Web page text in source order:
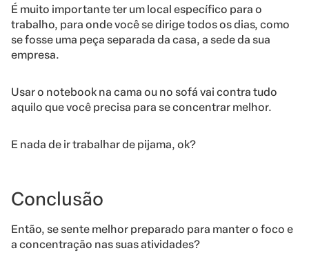
É muito importante ter um local específico para o
trabalho, para onde você se dirige todos os dias, como
se fosse uma peça separada da casa, a sede da sua
empresa.
Usar o notebook na cama ou no sofá vai contra tudo
aquilo que você precisa para se concentrar melhor.
E nada de ir trabalhar de pijama, ok?
Conclusão
Então, se sente melhor preparado para manter o foco e
a concentração nas suas atividades?